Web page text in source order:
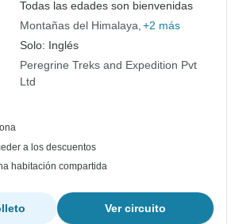
Todas las edades son bienvenidas
Montañas del Himalaya +2 más
Solo: Inglés
Peregrine Treks and Expedition Pvt
Ltd
a los descuentos
habitación compartida
Ver circuito